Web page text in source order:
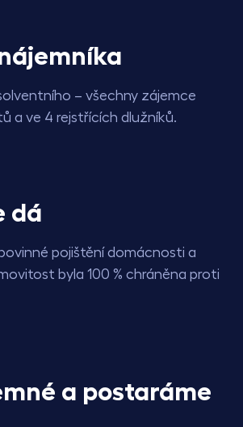
– všechny zájemce
a ve 4 rejstřících dlužníků.
dá
pojištění domácnosti a
byla 100 % chráněna proti
a postaráme